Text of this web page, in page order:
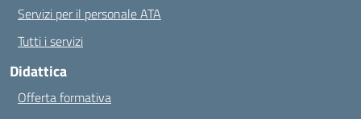
Servizi per il personale ATA
Tutti i servizi
Didattica
Offerta formativa